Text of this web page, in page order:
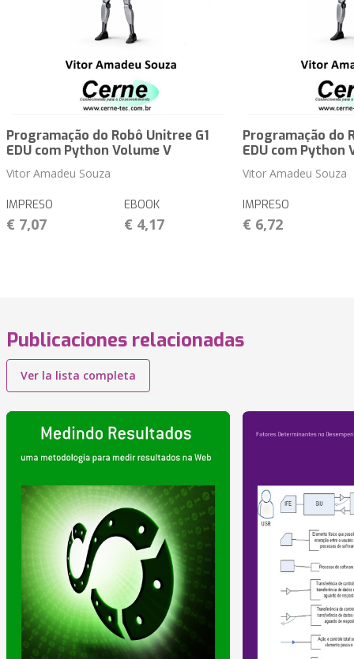
Programação do Robô Unitree G1
EDU com Python Volume V
Vitor Amadeu Souza
IMPRESO
€ 7,07
EBOOK
€ 4,17
Programação do
EDU com Python
Vitor Amadeu Souza
IMPRESO
€ 6,72
Publicaciones relacionadas
Ver la lista completa